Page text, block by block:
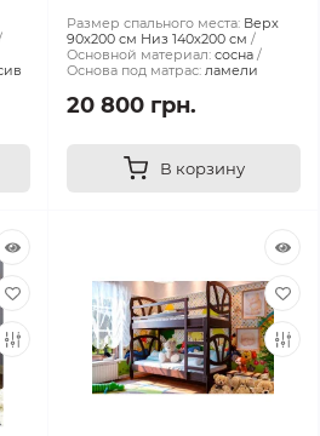
Размер спального места: Верх
90х200 см Низ 140х200 см
Основной материал: сосна
Основа под матрас: ламели
20 800 грн.
В корзину